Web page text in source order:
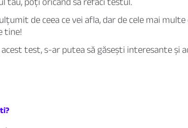
de ceea ce vei afla, dar de cele mai
tine!
test, s-ar putea să găsești interesante și